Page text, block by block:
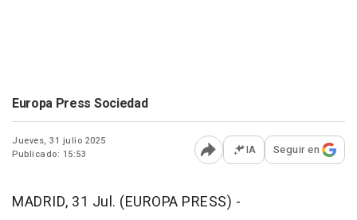
Europa Press Sociedad
Jueves, 31 julio 2025
Publicado: 15:53
Abrir opciones para
IA Seguir en
MADRID, 31 Jul. (EUROPA PRESS) -